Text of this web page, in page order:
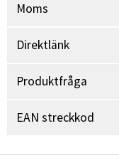
Moms
Direktlänk
Produktfråga
EAN streckkod